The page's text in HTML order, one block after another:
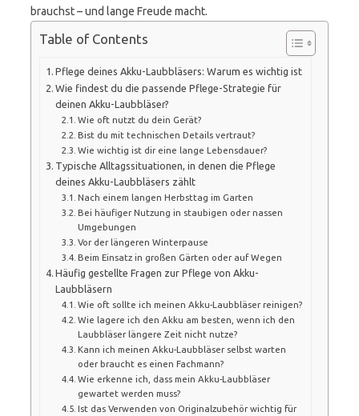
brauchst – und lange Freude macht.
Table of Contents
Pflege deines Akku-Laubbläsers: Warum es wichtig ist
Wie findest du die passende Pflege-Strategie für
deinen Akku-Laubbläser?
Wie oft nutzt du dein Gerät?
Bist du mit technischen Details vertraut?
Wie wichtig ist dir eine lange Lebensdauer?
Typische Alltagssituationen, in denen die Pflege
deines Akku-Laubbläsers zählt
Nach einem langen Herbsttag im Garten
Bei häufiger Nutzung in staubigen oder nassen
Umgebungen
Vor der längeren Winterpause
Beim Einsatz in großen Gärten oder auf Wegen
Häufig gestellte Fragen zur Pflege von Akku-
Laubbläsern
Wie oft sollte ich meinen Akku-Laubbläser reinigen?
Wie lagere ich den Akku am besten, wenn ich den
Laubbläser längere Zeit nicht nutze?
Kann ich meinen Akku-Laubbläser selbst warten
oder braucht es einen Fachmann?
Wie erkenne ich, dass mein Akku-Laubbläser
gewartet werden muss?
Ist das Verwenden von Originalzubehör wichtig für